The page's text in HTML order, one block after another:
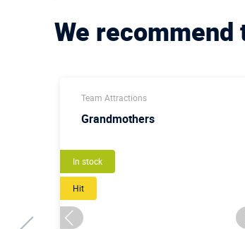
We recommend
Team Attractions
Grandmothers
New
Hit
In stock